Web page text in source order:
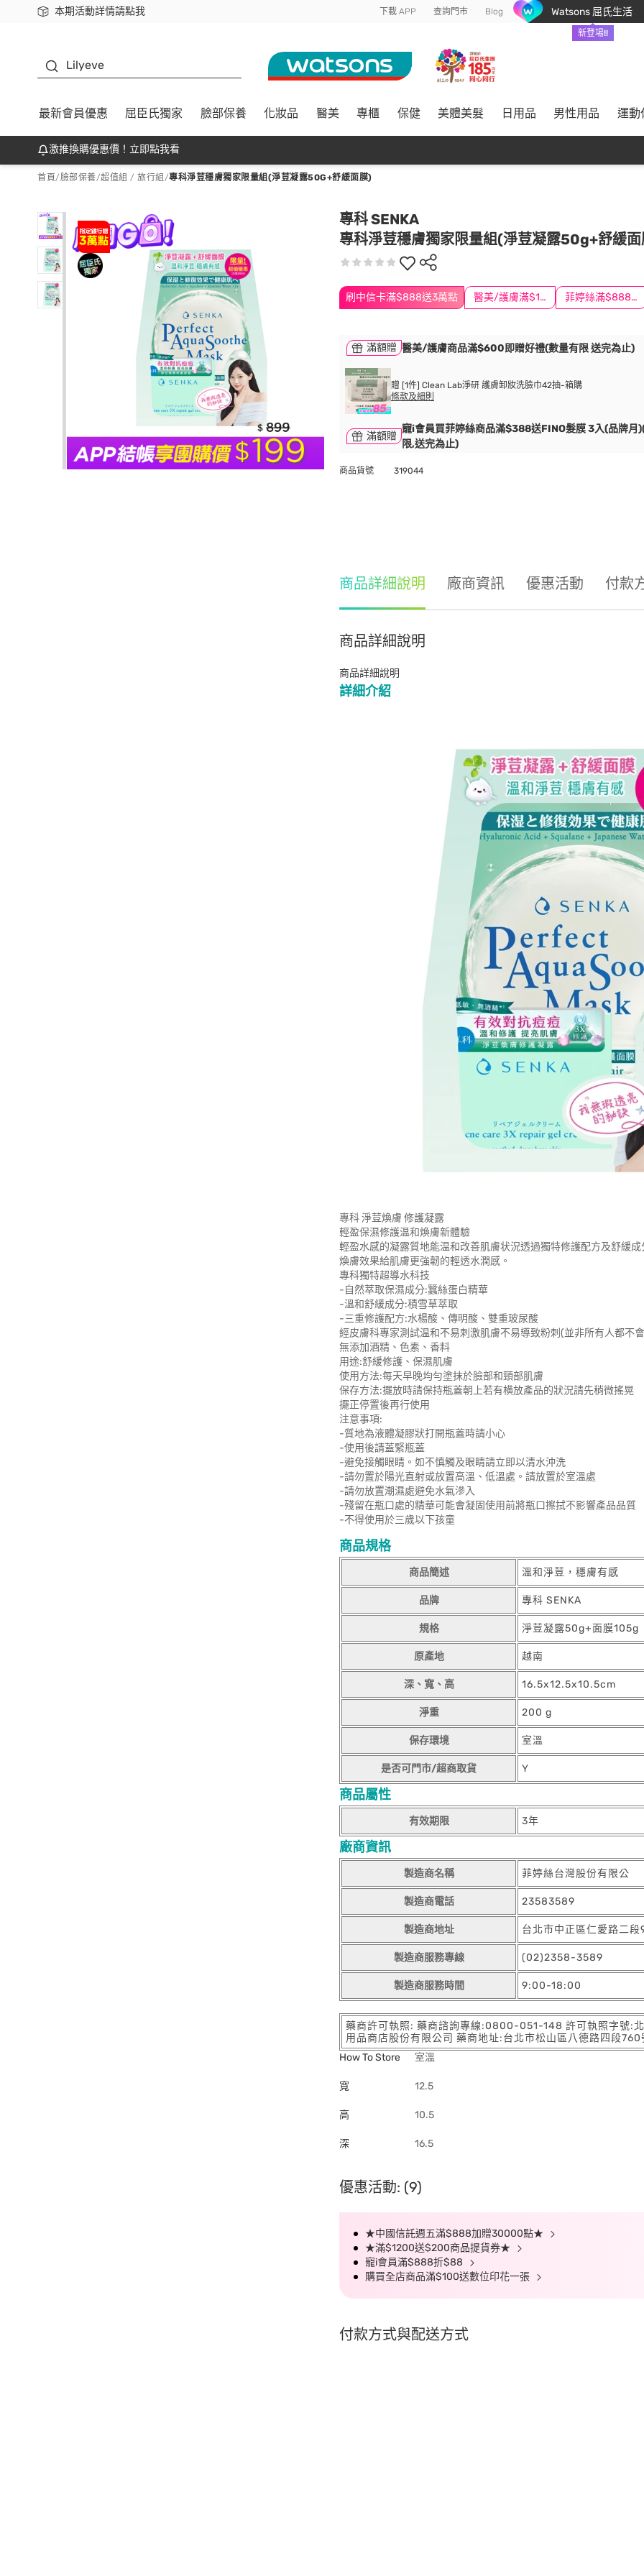
本期活動詳情請點我
下載app最高回饋$350 下載 APP 查詢門市 Blog Watsons 屈氏生活
新登場!!
Lilyeve
最新會員優惠 屈臣氏獨家 臉部保養 化妝品 醫美 專櫃 保健 美體美髮 日用品 男性用品 運動
激推換購優惠價！立即點我看
首頁/臉部保養/超值組 / 旅行組 /專科淨荳穩膚獨家限量組(淨荳凝露50G+舒緩面膜)
專科 SENKA
專科淨荳穩膚獨家限量組(淨荳凝露50g+舒緩
刷中信卡滿$888送3萬點 醫美/護膚滿$1200送$200 菲婷絲滿$888折$88
滿額贈 醫美/護膚商品滿$600即贈好禮(數量有限 送完為止)
贈 [1件] Clean Lab淨研 護膚卸妝洗臉巾42抽-箱購
條款及細則
滿額贈
寵i會員買菲婷絲商品滿$388送FINO髮膜 3入(品牌月
限,送完為止)
商品貨號 319044
商品詳細說明 廠商資訊 優惠活動 付款
商品詳細說明
商品詳細說明
詳細介紹
專科 淨荳煥膚 修護凝露
輕盈保濕修護温和煥膚新體驗
輕盈水感的凝露質地能温和改善肌膚状況透過獨特修護配方及舒緩
煥膚效果給肌膚更強韌的輕透水潤感。
專科獨特超導水科技
-自然萃取保濕成分:蠶絲蛋白精華
-溫和舒緩成分:積雪草萃取
-三重修護配方:水楊酸、傳明酸、雙重玻尿酸
經皮膚科專家測試温和不易刺激肌膚不易導致粉刺(並非所有人都不
無添加酒精、色素、香料
用途:舒緩修護、保濕肌膚
使用方法:每天早晚均勻塗抹於臉部和頸部肌膚
保存方法:擺放時請保持瓶蓋朝上若有横放產品的狀況請先稍微搖晃
擺正停置後再行使用
注意事項:
-質地為液體凝膠狀打開瓶蓋時請小心
-使用後請蓋緊瓶蓋
-避免接觸眼睛。如不慎觸及眼睛請立即以清水沖洗
-請勿置於陽光直射或放置高溫、低溫處。請放置於室溫處
-請勿放置潮濕處避免水氣滲入
-殘留在瓶口處的精華可能會凝固使用前將瓶口擦拭不影響產品品質
-不得使用於三歲以下孩童
商品規格
商品簡述 溫和淨荳，穩膚有感
品牌 專科 SENKA
規格 淨荳凝露50g+面膜105g
原產地 越南
深、寬、高 16.5x12.5x10.5cm
淨重 200 g
保存環境 室溫
是否可門市/超商取貨 Y
商品屬性
有效期限 3年
廠商資訊
製造商名稱 菲婷絲台灣股份有限公
製造商電話 23583589
製造商地址 台北市中正區仁愛路二段
製造商服務專線 (02)2358-3589
製造商服務時間 9:00-18:00
藥商許可執照: 藥商諮詢專線:0800-051-148 許可執照字號:
用品商店股份有限公司 藥商地址:台北市松山區八德路四段
How To Store
室溫
寬 12.5
高 10.5
深 16.5
優惠活動: (9)
★中國信託週五滿$888加贈30000點★
★滿$1200送$200商品提貨券★
寵i會員滿$888折$88
購買全店商品滿$100送數位印花一張
付款方式與配送方式